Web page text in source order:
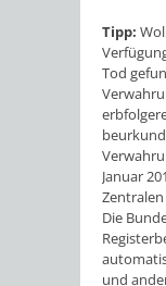
Tipp:
Tod
Januar
Die
und